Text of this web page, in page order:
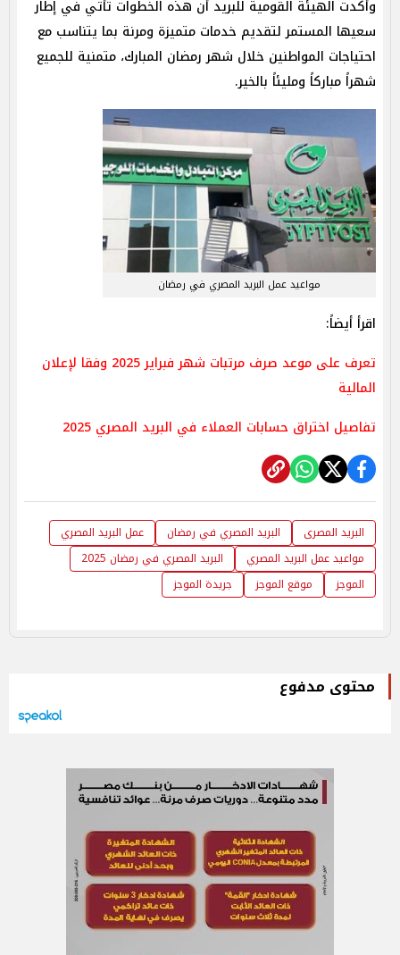
وأكدت الهيئة القومية للبريد أن هذه الخطوات تأتي في إطار
سعيها المستمر لتقديم خدمات متميزة ومرنة بما يتناسب مع
احتياجات المواطنين خلال شهر رمضان المبارك، متمنية للجميع
شهراً مباركاً ومليئاً بالخير.
مواعيد عمل البريد المصري في رمضان
اقرأ أيضاً:
تعرف على موعد صرف مرتبات شهر فبراير 2025 وفقا لإعلان
المالية
تفاصيل اختراق حسابات العملاء في البريد المصري 2025
البريد المصرى البريد المصري في رمضان
عمل البريد المصري
مواعيد عمل البريد المصري
البريد المصري في رمضان 2025
الموجز
موقع الموجز جريدة الموجز
محتوى مدفوع